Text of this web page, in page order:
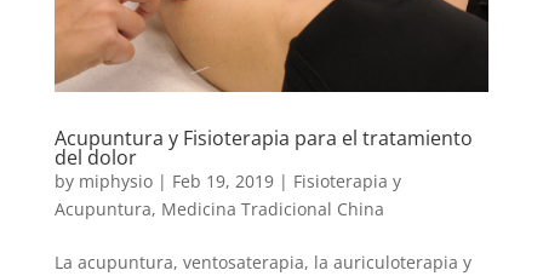
Acupuntura y Fisioterapia para el tratamiento
del dolor
by miphysio| Feb 19, 2019| Fisioterapia y
Acupuntura, Medicina Tradicional China
La acupuntura, ventosaterapia, la auriculoterapia y